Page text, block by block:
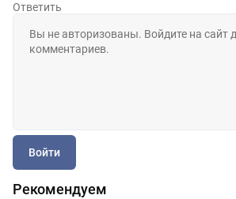
Ответить
Войти
Рекомендуем